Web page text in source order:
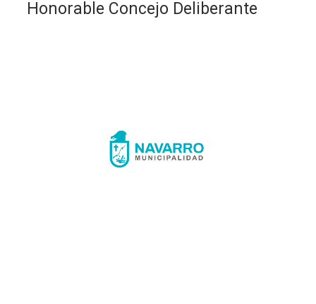
Honorable Concejo Deliberante